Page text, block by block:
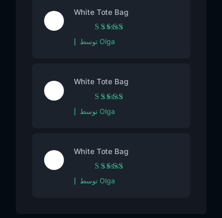
White Tote Bag
امتیاز از 5 توسط Olga
White Tote Bag
امتیاز از 5 توسط Olga
White Tote Bag
امتیاز از 5 توسط Olga